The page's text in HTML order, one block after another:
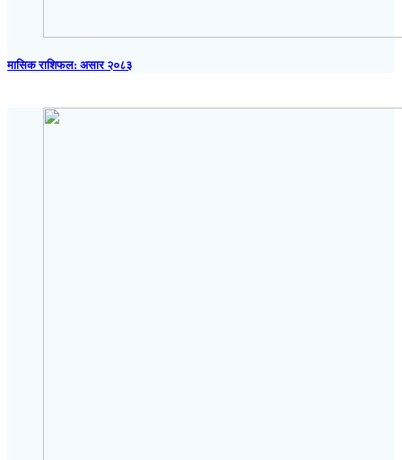
मासिक राशिफल: असार २०८३